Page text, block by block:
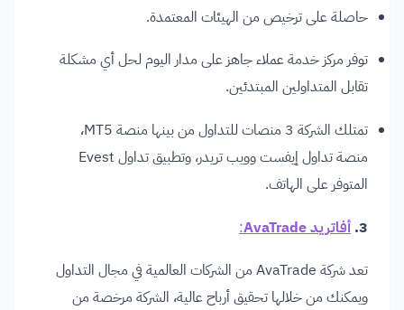
حاصلة على ترخيص من الهيئات المعتمدة.
توفر مركز خدمة عملاء جاهز على مدار اليوم لحل أي مشكلة
تقابل المتداولين المبتدئين.
تمتلك الشركة 3 منصات للتداول من بينها منصة MT5،
منصة تداول إيفست وويب تريدر، وتطبيق تداول Evest
المتوفر على الهاتف.
3. أفاتريد AvaTrade
:
تعد شركة AvaTrade من الشركات العالمية في مجال التداول
ويمكنك من خلالها تحقيق أرباح عالية، الشركة مرخصة من